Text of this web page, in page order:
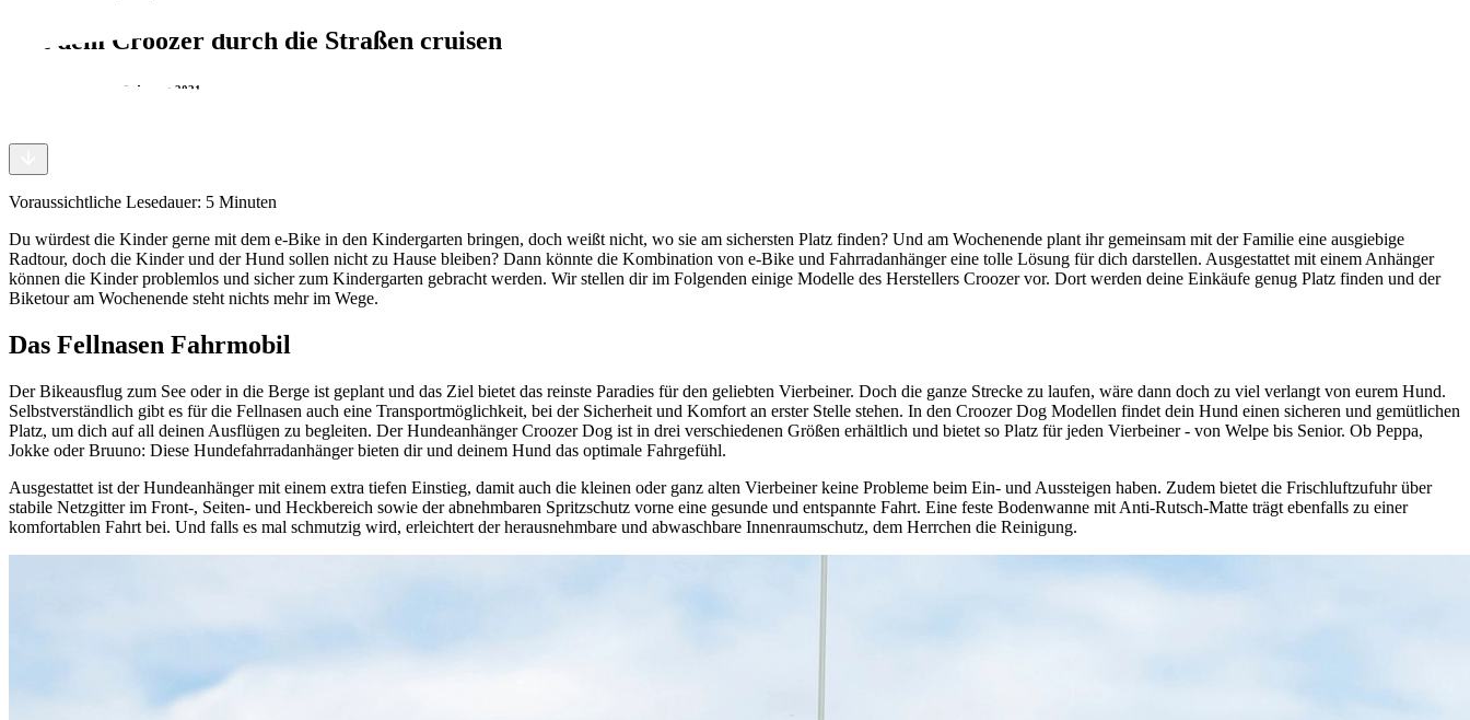
Mit dem Croozer durch die Straßen cruisen
e-motion Redaktion | 6. August 2021
Voraussichtliche Lesedauer: 5 Minuten
Du würdest die Kinder gerne mit dem e-Bike in den Kindergarten bringen, doch weißt nicht, wo sie am sichersten Platz finden? Und am Wochenende plant ihr gemeinsam mit der Familie eine ausgiebige
Radtour, doch die Kinder und der Hund sollen nicht zu Hause bleiben? Dann könnte die Kombination von e-Bike und Fahrradanhänger eine tolle Lösung für dich darstellen. Ausgestattet mit einem Anhänger
können die Kinder problemlos und sicher zum Kindergarten gebracht werden. Wir stellen dir im Folgenden einige Modelle des Herstellers Croozer vor. Dort werden deine Einkäufe genug Platz finden und der
Biketour am Wochenende steht nichts mehr im Wege.
Das Fellnasen Fahrmobil
Der Bikeausflug zum See oder in die Berge ist geplant und das Ziel bietet das reinste Paradies für den geliebten Vierbeiner. Doch die ganze Strecke zu laufen, wäre dann doch zu viel verlangt von eurem Hund.
Selbstverständlich gibt es für die Fellnasen auch eine Transportmöglichkeit, bei der Sicherheit und Komfort an erster Stelle stehen. In den Croozer Dog Modellen findet dein Hund einen sicheren und gemütlichen
Platz, um dich auf all deinen Ausflügen zu begleiten. Der Hundeanhänger Croozer Dog ist in drei verschiedenen Größen erhältlich und bietet so Platz für jeden Vierbeiner - von Welpe bis Senior. Ob Peppa,
Jokke oder Bruuno: Diese Hundefahrradanhänger bieten dir und deinem Hund das optimale Fahrgefühl.
Ausgestattet ist der Hundeanhänger mit einem extra tiefen Einstieg, damit auch die kleinen oder ganz alten Vierbeiner keine Probleme beim Ein- und Aussteigen haben. Zudem bietet die Frischluftzufuhr über
stabile Netzgitter im Front-, Seiten- und Heckbereich sowie der abnehmbaren Spritzschutz vorne eine gesunde und entspannte Fahrt. Eine feste Bodenwanne mit Anti-Rutsch-Matte trägt ebenfalls zu einer
komfortablen Fahrt bei. Und falls es mal schmutzig wird, erleichtert der herausnehmbare und abwaschbare Innenraumschutz, dem Herrchen die Reinigung.